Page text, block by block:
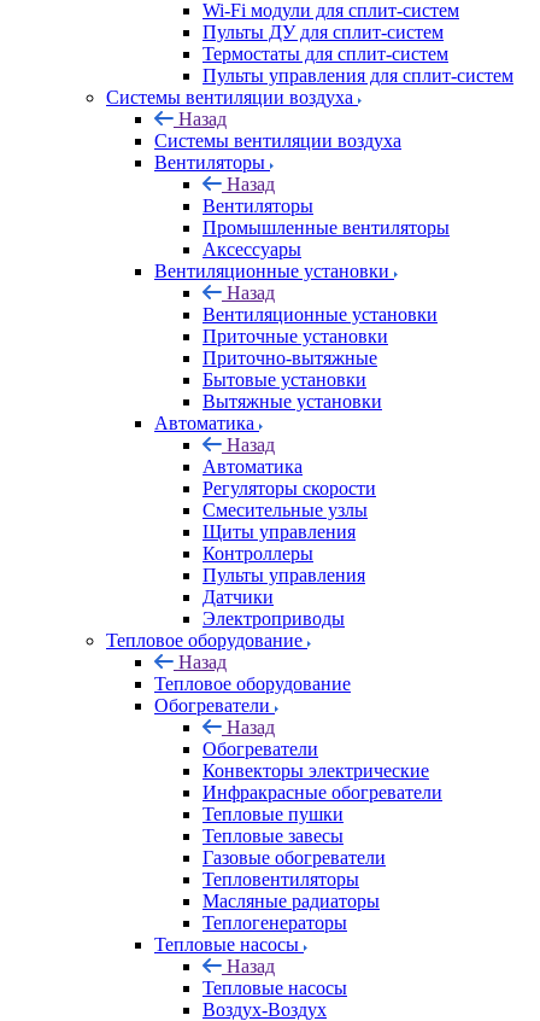
Wi-Fi модули для сплит-систем
Пульты ДУ для сплит-систем
Термостаты для сплит-систем
Пульты управления для сплит-систем
Системы вентиляции воздуха
Назад
Системы вентиляции воздуха
Вентиляторы
Назад
Вентиляторы
Промышленные вентиляторы
Аксессуары
Вентиляционные установки
Назад
Вентиляционные установки
Приточные установки
Приточно-вытяжные
Бытовые установки
Вытяжные установки
Автоматика
Назад
Автоматика
Регуляторы скорости
Смесительные узлы
Щиты управления
Контроллеры
Пульты управления
Датчики
Электроприводы
Тепловое оборудование
Назад
Тепловое оборудование
Обогреватели
Назад
Обогреватели
Конвекторы электрические
Инфракрасные обогреватели
Тепловые пушки
Тепловые завесы
Газовые обогреватели
Тепловентиляторы
Масляные радиаторы
Теплогенераторы
Тепловые насосы
Назад
Тепловые насосы
Воздух-Воздух